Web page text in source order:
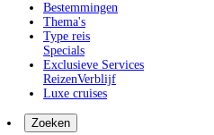
Bestemmingen
Thema's
Type reis
Specials
Exclusieve Services
ReizenVerblijf
Luxe cruises
Zoeken